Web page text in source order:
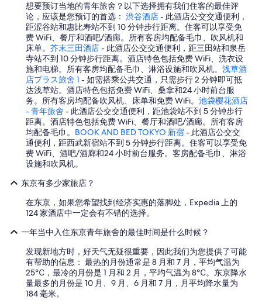
想要预订当地的青年旅舍？以下选择拥有我们住客的最佳评
论，应该是您预订的首选： 渋谷酒店- 此酒店公交交通便利，
距涩谷站和惠比寿站不到 10 分钟步行距离。住客可以享受免
费 WiFi、餐厅和酒吧/酒廊。所有客房均配备毛巾、吹风机和
床单。 芥末三田酒店- 此酒店公交交通便利，距三田站和泉岳
寺站不到 10 分钟步行距离。酒店特色包括免费 WiFi、洗衣设
施和电梯。所有客房均配备毛巾、淋浴设施和吹风机。 浅草酒
店プラス旅舍 1 - 如需搭乘公共交通，只需步行 2 分钟即可抵
达浅草站。酒店特色包括免费 WiFi、桑拿和24 小时前台服
务。所有客房均配备吹风机、床单和免费 WiFi。 池袋樱花酒店
- 青年旅舍 - 此酒店公交交通便利，距池袋站不到 5 分钟步行
距离。酒店特色包括免费 WiFi、餐厅和酒吧/酒廊。所有客房
均配备毛巾。 BOOK AND BED TOKYO 新宿- 此酒店公交交
通便利，距西武新宿站不到 5 分钟步行距离。住客可以享受免
费 WiFi、酒吧/酒廊和24 小时前台服务。客房配备毛巾、淋浴
设施和吹风机。
东京有多少家旅店？
在东京，如果您希望找到经济实惠的落脚处，Expedia 上的
124 家酒店中一定会有不错的选择。
一年当中入住东京青年旅舍的最佳时间是什么时候？
发现新地方时，好天气无疑很重要，因此我们为您提供了可能
有帮助的信息： 最热的月份通常是 8 月和 7 月，平均气温为
25℃，最冷的月份是 1 月和 2 月，平均气温为 8℃。东京降水
量最多的月份是 10 月、9 月、6 月和 7 月，月平均降水量为
184 毫米。